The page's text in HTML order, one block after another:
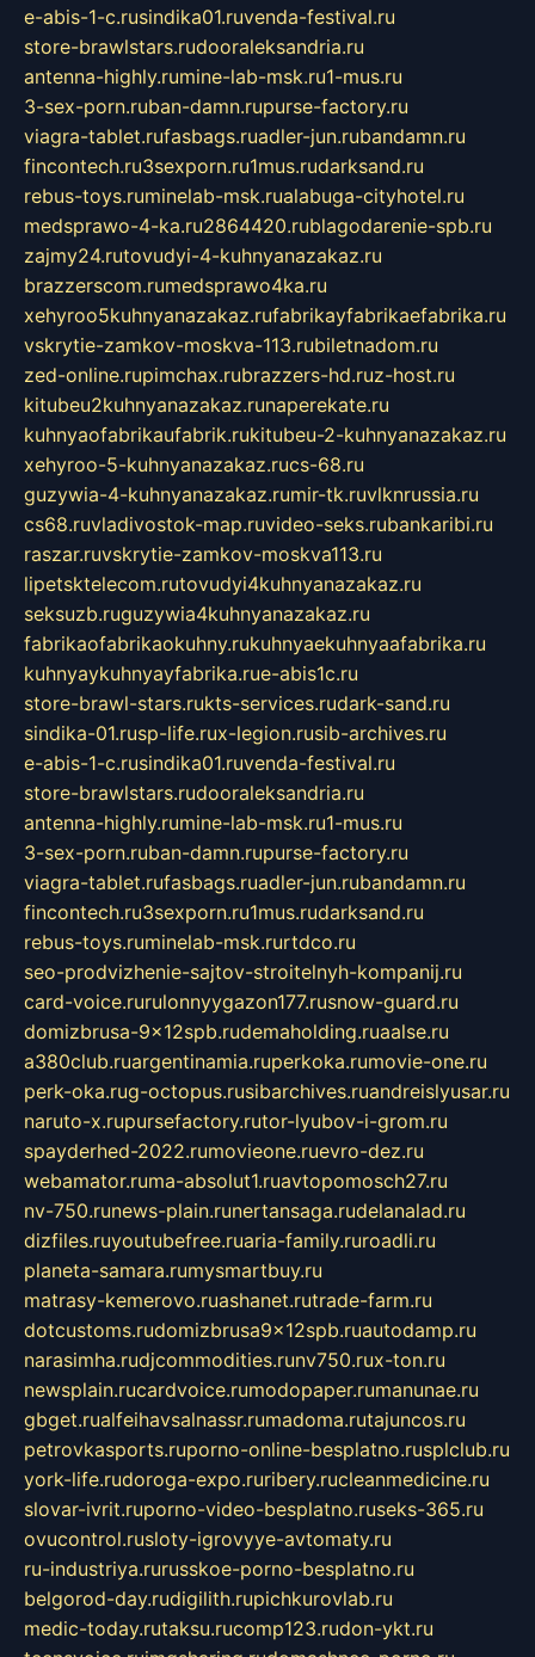
e-abis-1-c.rusindika01.ruvenda-festival.ru
store-brawlstars.rudooraleksandria.ru
antenna-highly.rumine-lab-msk.ru1-mus.ru
3-sex-porn.ruban-damn.rupurse-factory.ru
viagra-tablet.rufasbags.ruadler-jun.rubandamn.ru
fincontech.ru3sexporn.ru1mus.rudarksand.ru
rebus-toys.ruminelab-msk.rualabuga-cityhotel.ru
medsprawo-4-ka.ru2864420.rublagodarenie-spb.ru
zajmy24.rutovudyi-4-kuhnyanazakaz.ru
brazzerscom.rumedsprawo4ka.ru
xehyroo5kuhnyanazakaz.rufabrikayfabrikaefabrika.ru
vskrytie-zamkov-moskva-113.rubiletnadom.ru
zed-online.rupimchax.rubrazzers-hd.ruz-host.ru
kitubeu2kuhnyanazakaz.runaperekate.ru
kuhnyaofabrikaufabrik.rukitubeu-2-kuhnyanazakaz.ru
xehyroo-5-kuhnyanazakaz.rucs-68.ru
guzywia-4-kuhnyanazakaz.rumir-tk.ruvlknrussia.ru
cs68.ruvladivostok-map.ruvideo-seks.rubankaribi.ru
raszar.ruvskrytie-zamkov-moskva113.ru
lipetsktelecom.rutovudyi4kuhnyanazakaz.ru
seksuzb.ruguzywia4kuhnyanazakaz.ru
fabrikaofabrikaokuhny.rukuhnyaekuhnyaafabrika.ru
kuhnyaykuhnyayfabrika.rue-abis1c.ru
store-brawl-stars.rukts-services.rudark-sand.ru
sindika-01.rusp-life.rux-legion.rusib-archives.ru
e-abis-1-c.rusindika01.ruvenda-festival.ru
store-brawlstars.rudooraleksandria.ru
antenna-highly.rumine-lab-msk.ru1-mus.ru
3-sex-porn.ruban-damn.rupurse-factory.ru
viagra-tablet.rufasbags.ruadler-jun.rubandamn.ru
fincontech.ru3sexporn.ru1mus.rudarksand.ru
rebus-toys.ruminelab-msk.rurtdco.ru
seo-prodvizhenie-sajtov-stroitelnyh-kompanij.ru
card-voice.rurulonnyygazon177.rusnow-guard.ru
domizbrusa-9x12spb.rudemaholding.ruaalse.ru
a380club.ruargentinamia.ruperkoka.rumovie-one.ru
perk-oka.rug-octopus.rusibarchives.ruandreislyusar.ru
naruto-x.rupursefactory.rutor-lyubov-i-grom.ru
spayderhed-2022.rumovieone.ruevro-dez.ru
webamator.ruma-absolut1.ruavtopomosch27.ru
nv-750.runews-plain.runertansaga.rudelanalad.ru
dizfiles.ruyoutubefree.ruaria-family.ruroadli.ru
planeta-samara.rumysmartbuy.ru
matrasy-kemerovo.ruashanet.rutrade-farm.ru
dotcustoms.rudomizbrusa9x12spb.ruautodamp.ru
narasimha.rudjcommodities.runv750.rux-ton.ru
newsplain.rucardvoice.rumodopaper.rumanunae.ru
gbget.rualfeihavsalnassr.rumadoma.rutajuncos.ru
petrovkasports.ruporno-online-besplatno.rusplclub.ru
york-life.rudoroga-expo.ruribery.rucleanmedicine.ru
slovar-ivrit.ruporno-video-besplatno.ruseks-365.ru
ovucontrol.rusloty-igrovyye-avtomaty.ru
ru-industriya.rurusskoe-porno-besplatno.ru
belgorod-day.rudigilith.rupichkurovlab.ru
medic-today.rutaksu.rucomp123.rudon-ykt.ru